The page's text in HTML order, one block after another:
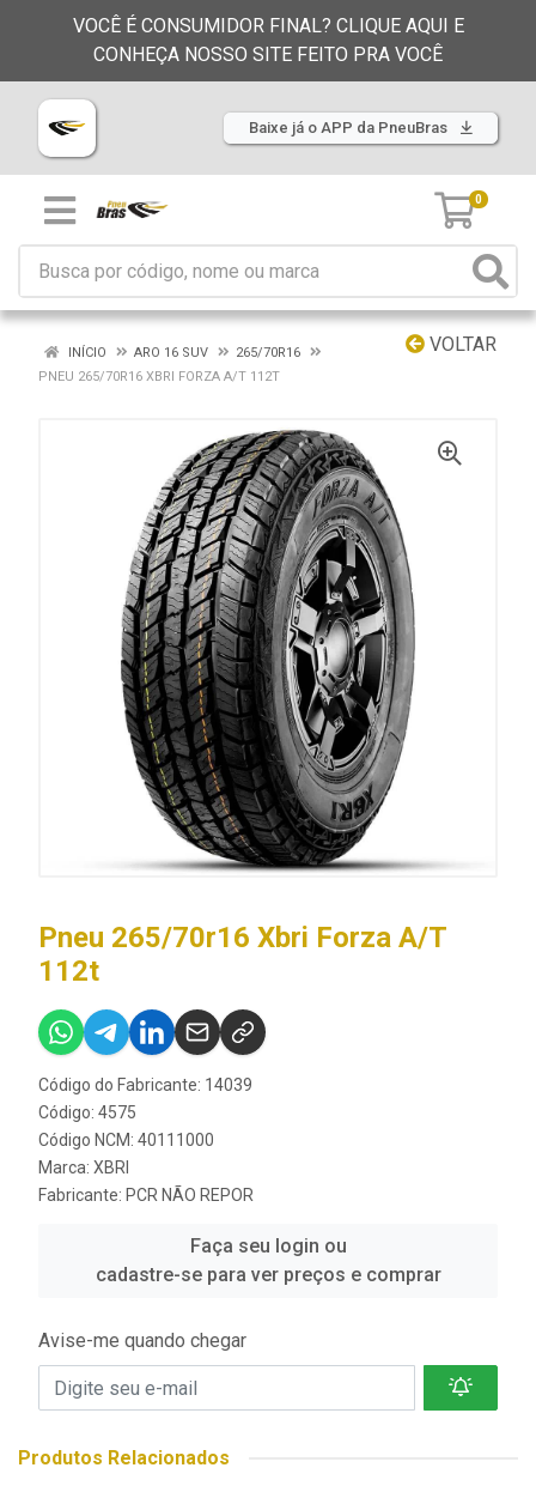
VOCÊ É CONSUMIDOR FINAL? CLIQUE AQUI E
CONHEÇA NOSSO SITE FEITO PRA VOCÊ
Baixe já o APP da PneuBras
0
VOLTAR
INÍCIO ARO 16 SUV
265/70R16
PNEU 265/70R16 XBRI FORZA A/T 112T
Pneu 265/70r16 Xbri Forza A/T
112t
Código do Fabricante: 14039
Código: 4575
Código NCM: 40111000
Marca: XBRI
Fabricante: PCR NÃO REPOR
Faça seu login ou
cadastre-se para ver preços e comprar
Avise-me quando chegar
Produtos Relacionados